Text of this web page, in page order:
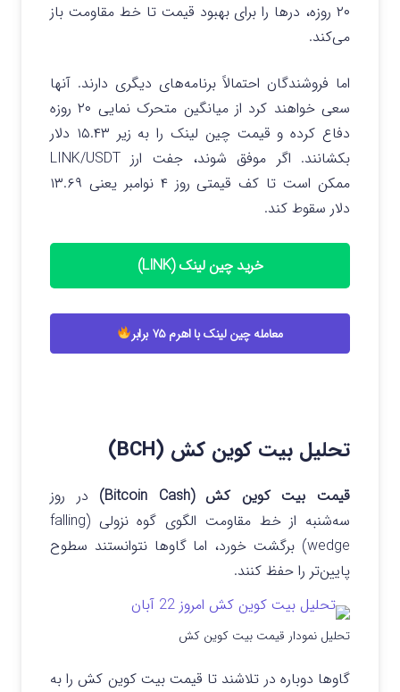
۲۰ روزه، درها را برای بهبود قیمت تا خط مقاومت باز
می‌کند.
اما فروشندگان احتمالاً برنامه‌های دیگری دارند. آنها
سعی خواهند کرد از میانگین متحرک نمایی ۲۰ روزه
دفاع کرده و قیمت چین لینک را به زیر ۱۵.۴۳ دلار
بکشانند. اگر موفق شوند، جفت ارز LINK/USDT
ممکن است تا کف قیمتی روز ۴ نوامبر یعنی ۱۳.۶۹
دلار سقوط کند.
خرید چین لینک (LINK)
معامله چین لینک با اهرم ۷۵ برابر
تحلیل بیت کوین کش (BCH)
قیمت بیت کوین کش (Bitcoin Cash)
در روز
سه‌شنبه از خط مقاومت الگوی گوه نزولی (falling
wedge) برگشت خورد، اما گاوها نتوانستند سطوح
پایین‌تر را حفظ کنند.
تحلیل نمودار قیمت بیت کوین کش
گاوها دوباره در تلاشند تا قیمت بیت کوین کش را به